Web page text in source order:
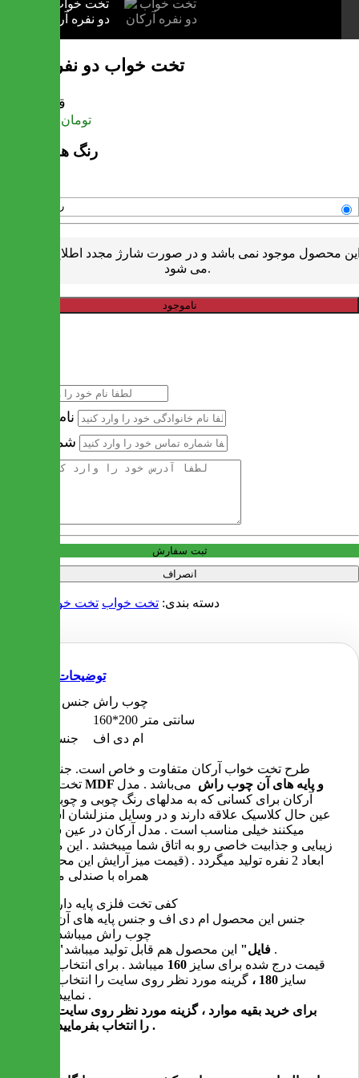
تخت خواب دو نفره آرکان
قیمت
تومان
رنگ های موجود
رنگبندی متنوع
محصول موجود نمی باشد و در صورت شارژ مجدد اطلاع رسانی
می شود.
ناموجود
نام خانوادگی
شماره تماس
ثبت سفارش
انصراف
دسته بندی: تخت خواب تخت خواب دو نفره
توضیحات
جنس پایه ها چوب راش
160*200 سانتی متر
جنس بدنه
ام دی اف
طرح تخت خواب آرکان متفاوت و خاص است. جنس این
MDF و پایه های آن چوب راش می‌باشد . مدل
آرکان برای کسانی که به مدلهای رنگ چوبی و چوبی و در
عین حال کلاسیک علاقه دارند و در وسایل منزلشان استفاده
میکنند خیلی مناسب است . مدل آرکان در عین سادگی
زیبایی و جذابیت خاصی رو به اتاق شما میبخشد . این مدل در
ابعاد 2 نفره تولید میگردد . (قیمت میز آرایش این محصول ،
همراه با صندلی میباشد)
جنس این محصول ام دی اف و جنس پایه های آن
چوب راش میباشد
"فایل" این محصول هم قابل تولید میباشد .
قیمت درج شده برای سایز 160 میباشد . برای انتخاب
سایز 180 ،
گرینه مورد نظر روی سایت را انتخاب
نمایید .
برای خرید بقیه موارد ، گزینه مورد نظر روی سایت
را انتخاب بفرمایید .